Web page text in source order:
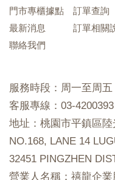
門市專櫃據點
最新消息
聯絡我們
訂單查詢
訂單相關
服務時段：周一至周五
客服專線：03-4200393
地址：桃園市平鎮區陸
NO.168, LANE 14
32451 PINGZHEN
營業人名稱：禧龍企業